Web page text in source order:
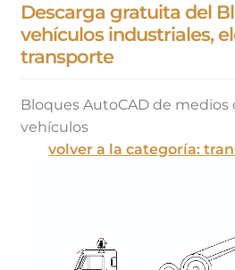
Descarga gratuita del
vehículos industriales,
transporte
Bloques AutoCAD de
vehículos
volver a la categoría: